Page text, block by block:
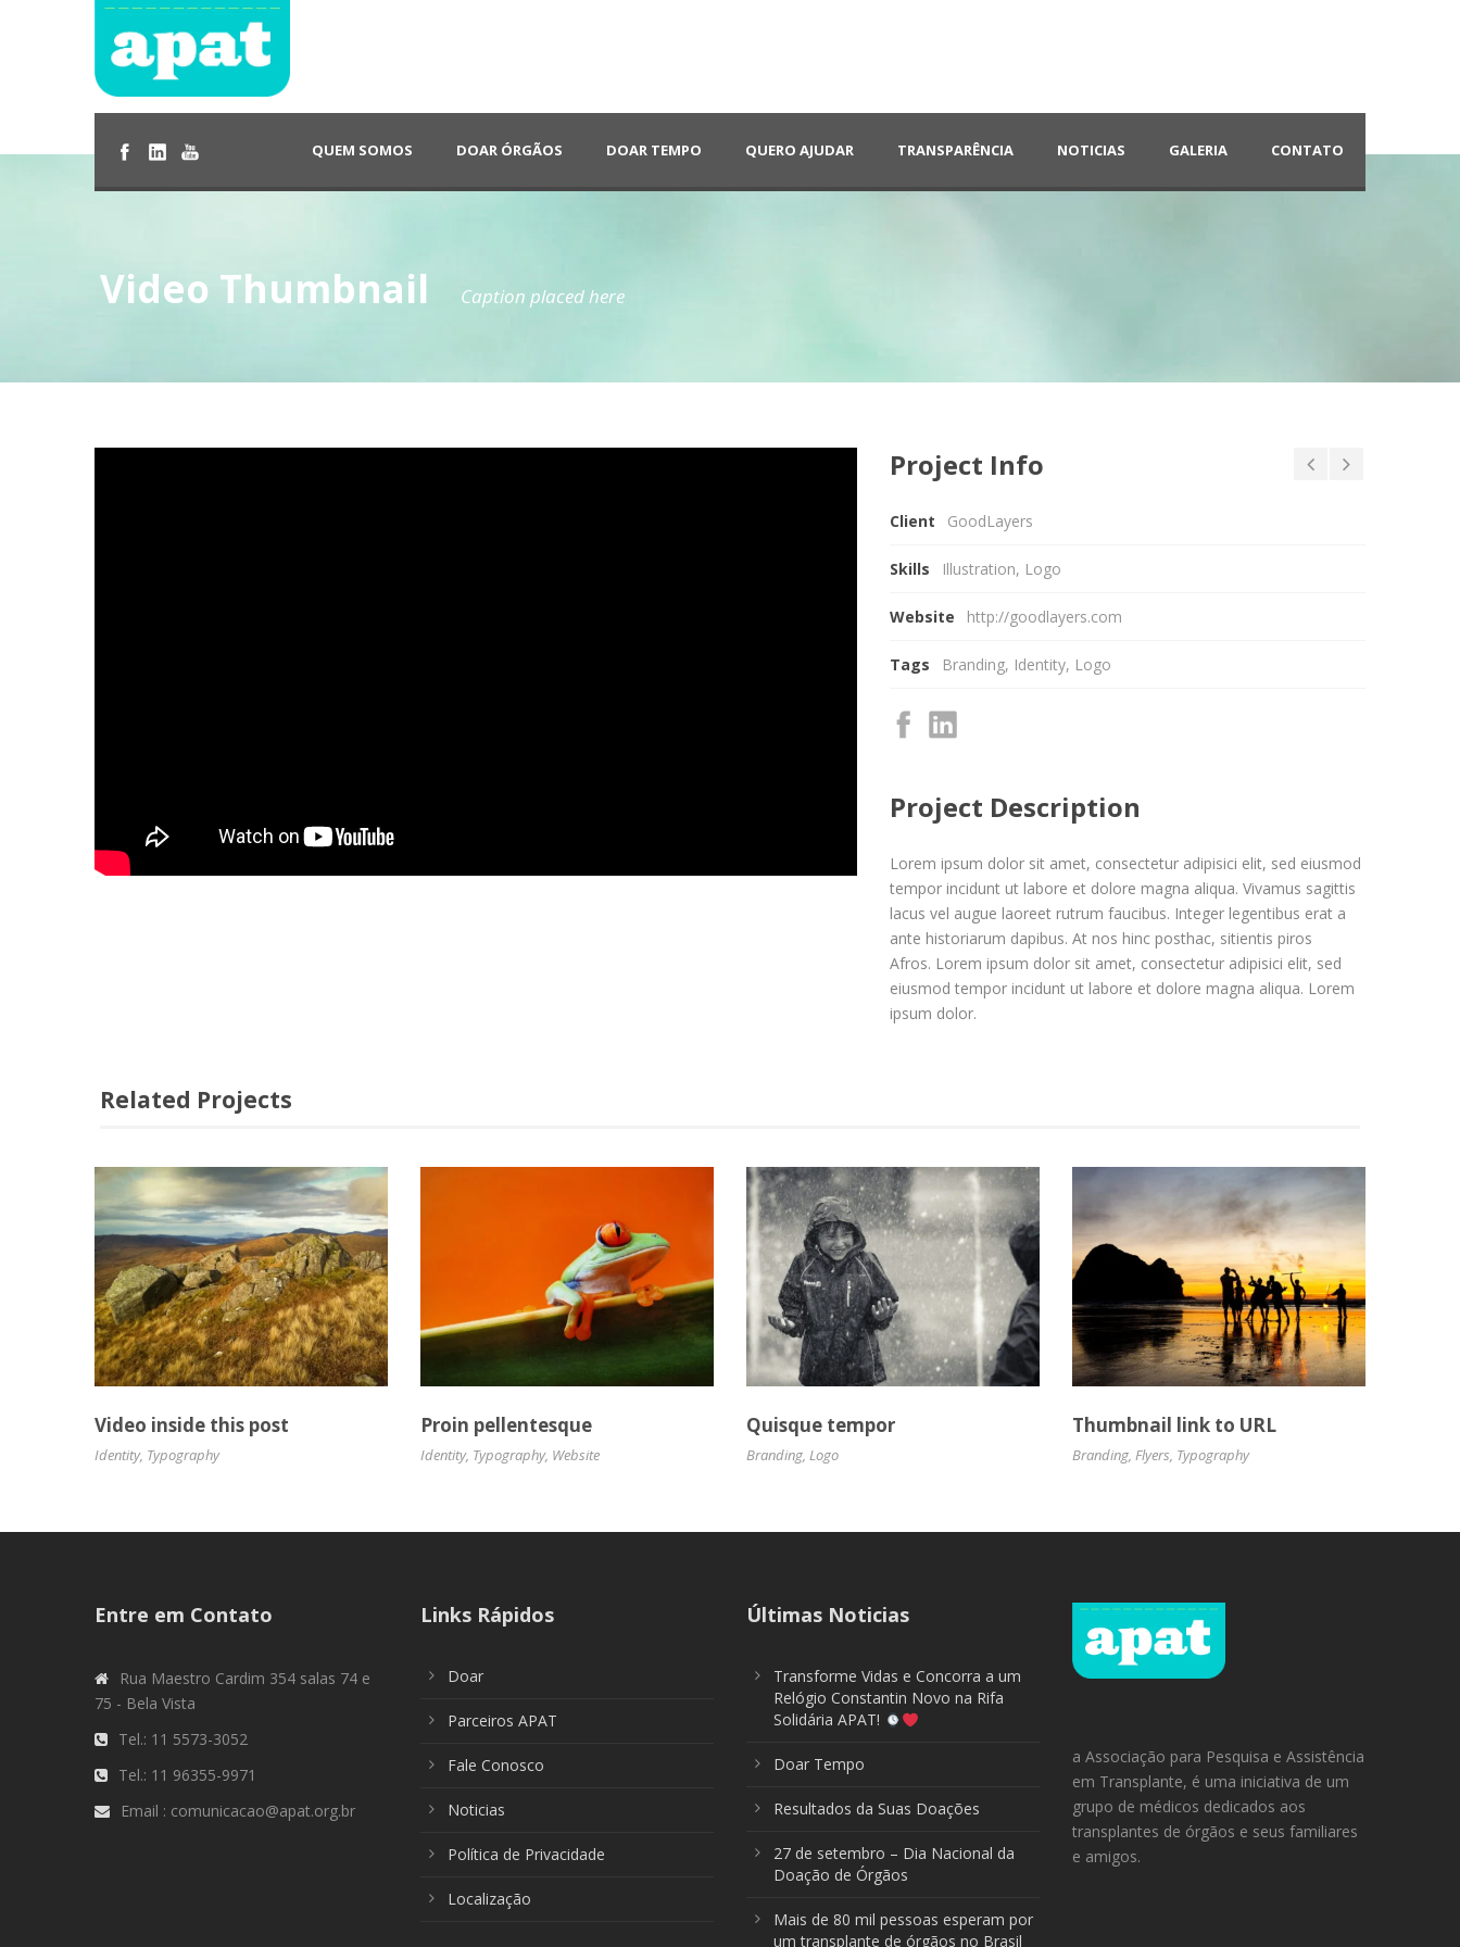
QUEM SOMOS DOAR ÓRGÃOS DOAR TEMPO QUERO AJUDAR TRANSPARÊNCIA NOTICIAS GALERIA CONTATO
Video Thumbnail Caption placed here
Project Info
Client GoodLayers
Skills Illustration, Logo
Website http://goodlayers.com
Tags Branding, Identity, Logo
Project Description
Lorem ipsum dolor sit amet, consectetur adipisici elit, sed eiusmod
tempor incidunt ut labore et dolore magna aliqua. Vivamus sagittis
lacus vel augue laoreet rutrum faucibus. Integer legentibus erat a
ante historiarum dapibus. At nos hinc posthac, sitientis piros
Afros. Lorem ipsum dolor sit amet, consectetur adipisici elit, sed
eiusmod tempor incidunt ut labore et dolore magna aliqua. Lorem
ipsum dolor.
Related Projects
Video inside this post
Identity, Typography
Proin pellentesque
Identity, Typography, Website
Quisque tempor
Branding, Logo
Thumbnail link to URL
Branding, Flyers, Typography
Entre em Contato
Rua Maestro Cardim 354 salas 74 e
75 - Bela Vista
Tel.: 11 5573-3052
Tel.: 11 96355-9971
Email : comunicacao@apat.org.br
Links Rápidos
Doar
Parceiros APAT
Fale Conosco
Noticias
Política de Privacidade
Localização
Últimas Noticias
Transforme Vidas e Concorra a um
Relógio Constantin Novo na Rifa
Solidária APAT!
Doar Tempo
Resultados da Suas Doações
27 de setembro – Dia Nacional da
Doação de Órgãos
Mais de 80 mil pessoas esperam por
um transplante de órgãos no Brasil
a Associação para Pesquisa e Assistência
em Transplante, é uma iniciativa de um
grupo de médicos dedicados aos
transplantes de órgãos e seus familiares
e amigos.